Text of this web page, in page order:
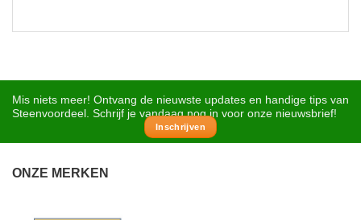
Mis niets meer! Ontvang de nieuwste updates en handige tips van
Steenvoordeel. Schrijf je vandaag nog in voor onze nieuwsbrief!
Inschrijven
ONZE MERKEN